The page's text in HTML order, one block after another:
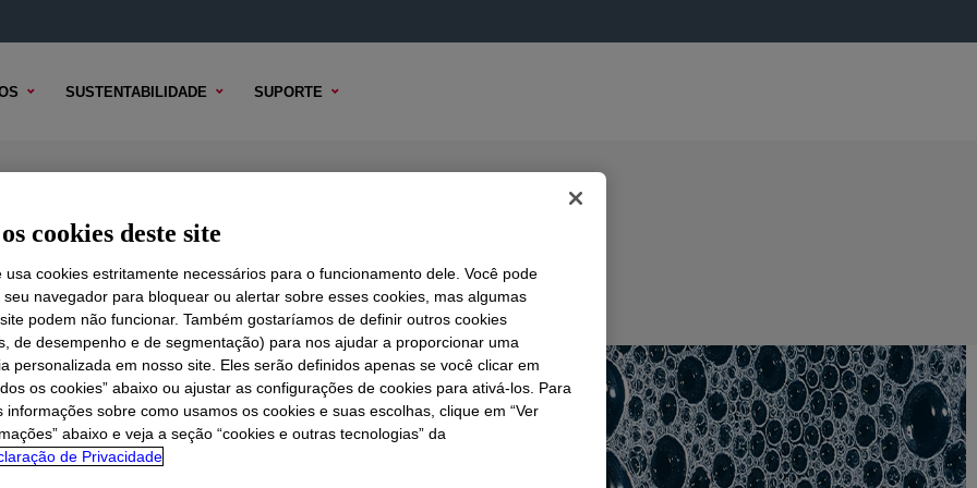
SUSTENTABILIDADE SUPORTE
TÉCNICO OPÇÕES DE AMOSTRA OPÇÕES DE COMPRA
cookies deste site
usa cookies estritamente necessários para o funcionamento dele. Você pode
navegador para bloquear ou alertar sobre esses cookies, mas algumas
podem não funcionar. Também gostaríamos de definir outros cookies
de desempenho e de segmentação) para nos ajudar a proporcionar uma
personalizada em nosso site. Eles serão definidos apenas se você clicar em
os cookies” abaixo ou ajustar as configurações de cookies para ativá-los. Para
informações sobre como usamos os cookies e suas escolhas, clique em “Ver
abaixo e veja a seção “cookies e outras tecnologias” da
de Privacidade